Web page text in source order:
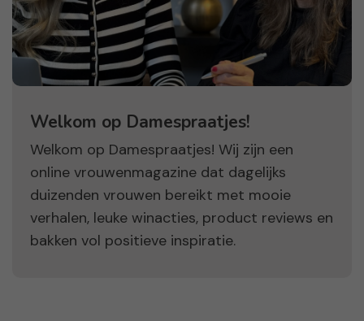
Welkom op Damespraatjes!
Welkom op Damespraatjes! Wij zijn een
online vrouwenmagazine dat dagelijks
duizenden vrouwen bereikt met mooie
verhalen, leuke winacties, product reviews en
bakken vol positieve inspiratie.